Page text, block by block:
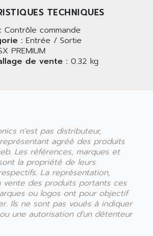
TECHNIQUES
Contrôle commande
: Entrée / Sortie
PREMIUM
de vente : 0.32 kg
n'est pas distributeur,
agréé des produits
Les références, marques et
la propriété de leurs
La représentation,
vente des produits portants ces
ou logos ont pour objectif
Ils ne sont pas voués à indiquer
une autorisation d'un détenteur